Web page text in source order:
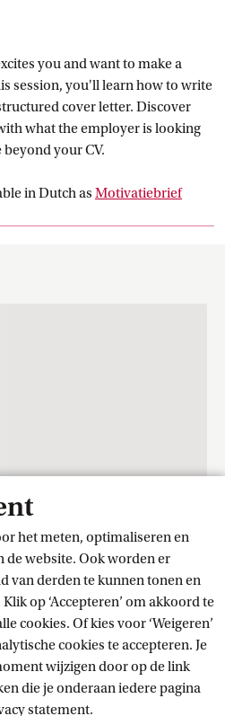
het meten, optimaliseren en
de website. Ook worden er
van derden te kunnen tonen en
op ‘Accepteren’ om akkoord te
cookies. Of kies voor ‘Weigeren’
cookies te accepteren. Je
wijzigen door op de link
die je onderaan iedere pagina
statement.
you and want to make a
session, you'll learn how to write
cover letter. Discover
what the employer is looking
your CV.
in Dutch as Motivatiebrief